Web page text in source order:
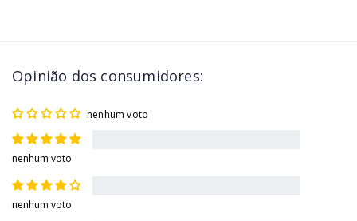
Opinião dos consumidores:
nenhum voto
nenhum voto
nenhum voto